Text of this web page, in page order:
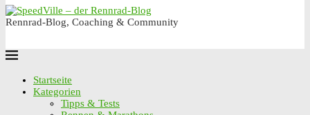
Rennrad-Blog, Coaching & Community
Startseite
Kategorien
Tipps & Tests